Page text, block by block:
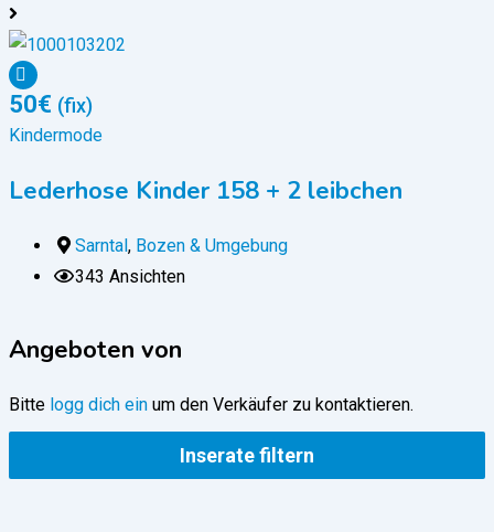
50€ (fix)
Kindermode
Lederhose Kinder 158 + 2 leibchen
Sarntal , Bozen & Umgebung
343 Ansichten
Angeboten von
Bitte logg dich ein um den Verkäufer zu kontaktieren.
Inserate filtern